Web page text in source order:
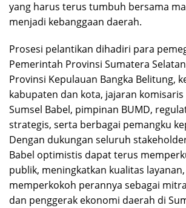
yang harus terus tumbuh bersama
menjadi kebanggaan daerah.
Prosesi pelantikan dihadiri para
Pemerintah Provinsi Sumatera
Provinsi Kepulauan Bangka Belitung,
kabupaten dan kota, jajaran
Sumsel Babel, pimpinan BUMD,
strategis, serta berbagai pemangku
Dengan dukungan seluruh
Babel optimistis dapat terus
publik, meningkatkan kualitas
memperkokoh perannya sebagai
dan penggerak ekonomi daerah di